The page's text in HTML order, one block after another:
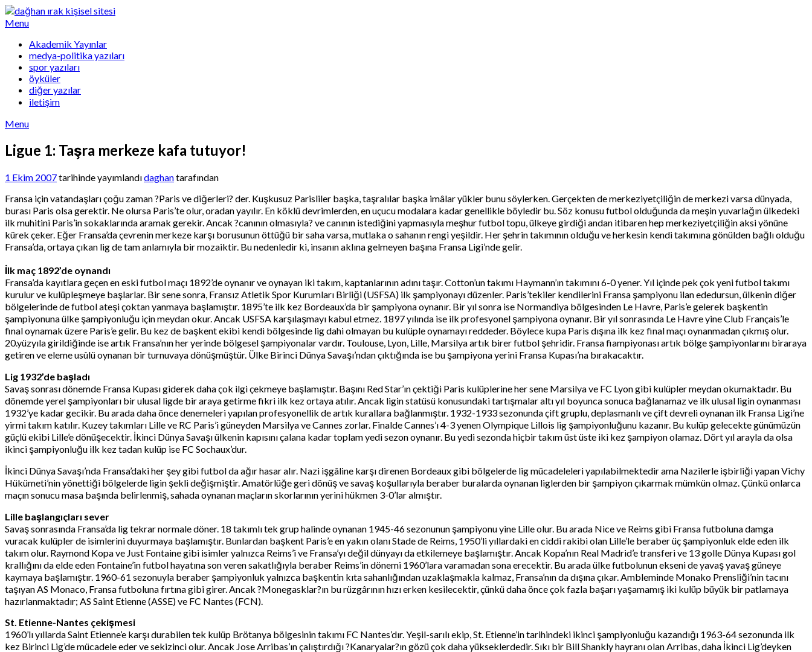
Skip
to
Menu
Akademik Yayınlar
medya-politika yazıları
spor yazıları
öyküler
diğer yazılar
iletişim
Menu
Ligue 1: Taşra merkeze kafa tutuyor!
1 Ekim 2007tarihinde yayımlandıdaghantarafından
Fransa için vatandaşları çoğu zaman ?Paris ve diğerleri? der. Kuşkusuz Parisliler başka, taşralılar başka imâlar yükler bunu söylerken. Gerçekten de merkeziyetçiliğin de merkezi varsa dünyada,
burası Paris olsa gerektir. Ne olursa Paris’te olur, oradan yayılır. En köklü devrimlerden, en uçucu modalara kadar genellikle böyledir bu. Söz konusu futbol olduğunda da meşin yuvarlağın ülkedeki
ilk muhitini Paris’in sokaklarında aramak gerekir. Ancak ?canının olmasıyla? ve canının istediğini yapmasıyla meşhur futbol topu, ülkeye girdiği andan itibaren hep merkeziyetçiliğin aksi yönüne
kürek çeker. Eğer Fransa’da çevrenin merkeze karşı borusunun öttüğü bir saha varsa, mutlaka o sahanın rengi yeşildir. Her şehrin takımının olduğu ve herkesin kendi takımına gönülden bağlı olduğu
Fransa’da, ortaya çıkan lig de tam anlamıyla bir mozaiktir. Bu nedenledir ki, insanın aklına gelmeyen başına Fransa Ligi’nde gelir.
İlk maç 1892’de oynandı
Fransa’da kayıtlara geçen en eski futbol maçı 1892’de oynanır ve oynayan iki takım, kaptanlarının adını taşır. Cotton’un takımı Haymann’ın takımını 6-0 yener. Yıl içinde pek çok yeni futbol takımı
kurulur ve kulüpleşmeye başlarlar. Bir sene sonra, Fransız Atletik Spor Kurumları Birliği (USFSA) ilk şampiyonayı düzenler. Paris’tekiler kendilerini Fransa şampiyonu ilan ededursun, ülkenin diğer
bölgelerinde de futbol ateşi çoktan yanmaya başlamıştır. 1895’te ilk kez Bordeaux’da bir şampiyona oynanır. Bir yıl sonra ise Normandiya bölgesinden Le Havre, Paris’e gelerek başkentin
şampiyonuna ülke şampiyonluğu için meydan okur. Ancak USFSA karşılaşmayı kabul etmez. 1897 yılında ise ilk profesyonel şampiyona oynanır. Bir yıl sonrasında Le Havre yine Club Français’le
final oynamak üzere Paris’e gelir. Bu kez de başkent ekibi kendi bölgesinde lig dahi olmayan bu kulüple oynamayı reddeder. Böylece kupa Paris dışına ilk kez final maçı oynanmadan çıkmış olur.
20.yüzyıla girildiğinde ise artık Fransa’nın her yerinde bölgesel şampiyonalar vardır. Toulouse, Lyon, Lille, Marsilya artık birer futbol şehridir. Fransa fiampiyonası artık bölge şampiyonlarını biraraya
getiren ve eleme usûlü oynanan bir turnuvaya dönüşmüştür. Ülke Birinci Dünya Savaşı’ndan çıktığında ise bu şampiyona yerini Fransa Kupası’na bırakacaktır.
Lig 1932’de başladı
Savaş sonrası dönemde Fransa Kupası giderek daha çok ilgi çekmeye başlamıştır. Başını Red Star’ın çektiği Paris kulüplerine her sene Marsilya ve FC Lyon gibi kulüpler meydan okumaktadır. Bu
dönemde yerel şampiyonları bir ulusal ligde bir araya getirme fikri ilk kez ortaya atılır. Ancak ligin statüsü konusundaki tartışmalar altı yıl boyunca sonuca bağlanamaz ve ilk ulusal ligin oynanması
1932’ye kadar gecikir. Bu arada daha önce denemeleri yapılan profesyonellik de artık kurallara bağlanmıştır. 1932-1933 sezonunda çift gruplu, deplasmanlı ve çift devreli oynanan ilk Fransa Ligi’ne
yirmi takım katılır. Kuzey takımları Lille ve RC Paris’i güneyden Marsilya ve Cannes zorlar. Finalde Cannes’ı 4-3 yenen Olympique Lillois lig şampiyonluğunu kazanır. Bu kulüp gelecekte günümüzün
güçlü ekibi Lille’e dönüşecektir. İkinci Dünya Savaşı ülkenin kapısını çalana kadar toplam yedi sezon oynanır. Bu yedi sezonda hiçbir takım üst üste iki kez şampiyon olamaz. Dört yıl arayla da olsa
ikinci şampiyonluğu ilk kez tadan kulüp ise FC Sochaux’dur.
İkinci Dünya Savaşı’nda Fransa’daki her şey gibi futbol da ağır hasar alır. Nazi işgâline karşı direnen Bordeaux gibi bölgelerde lig mücadeleleri yapılabilmektedir ama Nazilerle işbirliği yapan Vichy
Hükümeti’nin yönettiği bölgelerde ligin şekli değişmiştir. Amatörlüğe geri dönüş ve savaş koşullarıyla beraber buralarda oynanan liglerden bir şampiyon çıkarmak mümkün olmaz. Çünkü onlarca
maçın sonucu masa başında belirlenmiş, sahada oynanan maçların skorlarının yerini hükmen 3-0’lar almıştır.
Lille başlangıçları sever
Savaş sonrasında Fransa’da lig tekrar normale döner. 18 takımlı tek grup halinde oynanan 1945-46 sezonunun şampiyonu yine Lille olur. Bu arada Nice ve Reims gibi Fransa futboluna damga
vuracak kulüpler de isimlerini duyurmaya başlamıştır. Bunlardan başkent Paris’e en yakın olanı Stade de Reims, 1950’li yıllardaki en ciddi rakibi olan Lille’le beraber üç şampiyonluk elde eden ilk
takım olur. Raymond Kopa ve Just Fontaine gibi isimler yalnızca Reims’i ve Fransa’yı değil dünyayı da etkilemeye başlamıştır. Ancak Kopa’nın Real Madrid’e transferi ve 13 golle Dünya Kupası gol
krallığını da elde eden Fontaine’in futbol hayatına son veren sakatlığıyla beraber Reims’in dönemi 1960’lara varamadan sona erecektir. Bu arada ülke futbolunun ekseni de yavaş yavaş güneye
kaymaya başlamıştır. 1960-61 sezonuyla beraber şampiyonluk yalnızca başkentin kıta sahanlığından uzaklaşmakla kalmaz, Fransa’nın da dışına çıkar. Ambleminde Monako Prensliği’nin tacını
taşıyan AS Monaco, Fransa futboluna fırtına gibi girer. Ancak ?Monegasklar?ın bu rüzgârının hızı erken kesilecektir, çünkü daha önce çok fazla başarı yaşamamış iki kulüp büyük bir patlamaya
hazırlanmaktadır; AS Saint Etienne (ASSE) ve FC Nantes (FCN).
St. Etienne-Nantes çekişmesi
1960’lı yıllarda Saint Etienne’e karşı durabilen tek kulüp Brötanya bölgesinin takımı FC Nantes’dır. Yeşil-sarılı ekip, St. Etienne’in tarihindeki ikinci şampiyonluğu kazandığı 1963-64 sezonunda ilk
kez Birinci Lig’de mücadele eder ve sekizinci olur. Ancak Jose Arribas’ın çalıştırdığı ?Kanaryalar?ın gözü çok daha yükseklerdedir. Sıkı bir Bill Shankly hayranı olan Arribas, daha İkinci Lig’deyken